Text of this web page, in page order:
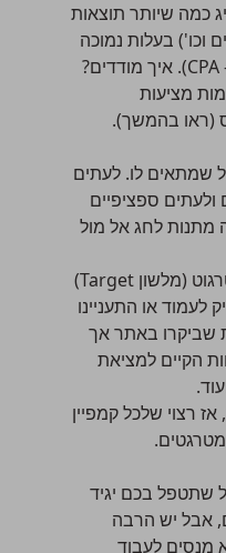
כמה שיותר תוצאות
וכו') בעלות נמוכה
לפעולה (CPA – Cost Per Action). איך מודדים?
מציעות
(ראו בהמשך).
שמתאים לו. לעתים
ולעתים ספציפיים
מתנות לחג אל מול
יש מספר רב של טכניקות לטרגוט (מלשון Target)
לעמוד או התעניינו
שביקרו באתר אך
הקיים למציאת
רצוי שלכל קמפיין
שתטפל בכם יגיד
אבל יש הרבה
מנסים לעבוד